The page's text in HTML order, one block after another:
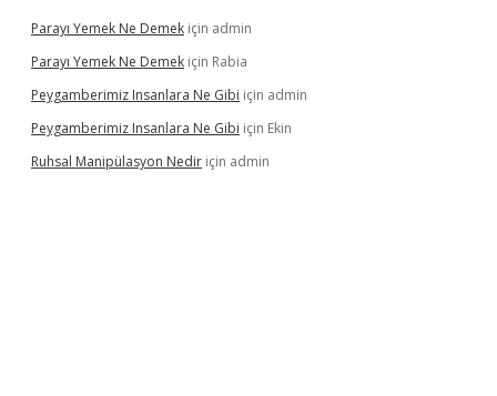
Parayı Yemek Ne Demek için admin
Parayı Yemek Ne Demek için Rabia
Peygamberimiz Insanlara Ne Gibi için admin
Peygamberimiz Insanlara Ne Gibi için Ekin
Ruhsal Manipülasyon Nedir için admin